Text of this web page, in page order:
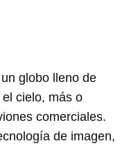
globo lleno de
cielo, más o
comerciales.
de imagen,